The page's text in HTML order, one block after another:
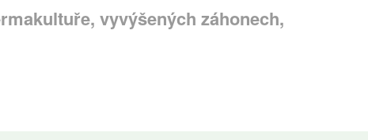
vyvýšených záhonech,